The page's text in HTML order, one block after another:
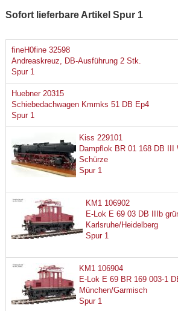
Sofort lieferbare Artikel Spur 1
fineH0fine 32598
Andreaskreuz, DB-Ausführung 2 Stk.
Spur 1
Huebner 20315
Schiebedachwagen Kmmks 51 DB Ep4
Spur 1
Kiss 229101
Dampflok BR 01 168 DB III
Schürze
Spur 1
KM1 106902
E-Lok E 69 03 DB IIIb
Karlsruhe/Heidelberg
Spur 1
KM1 106904
E-Lok E 69 BR 169 003-1
München/Garmisch
Spur 1